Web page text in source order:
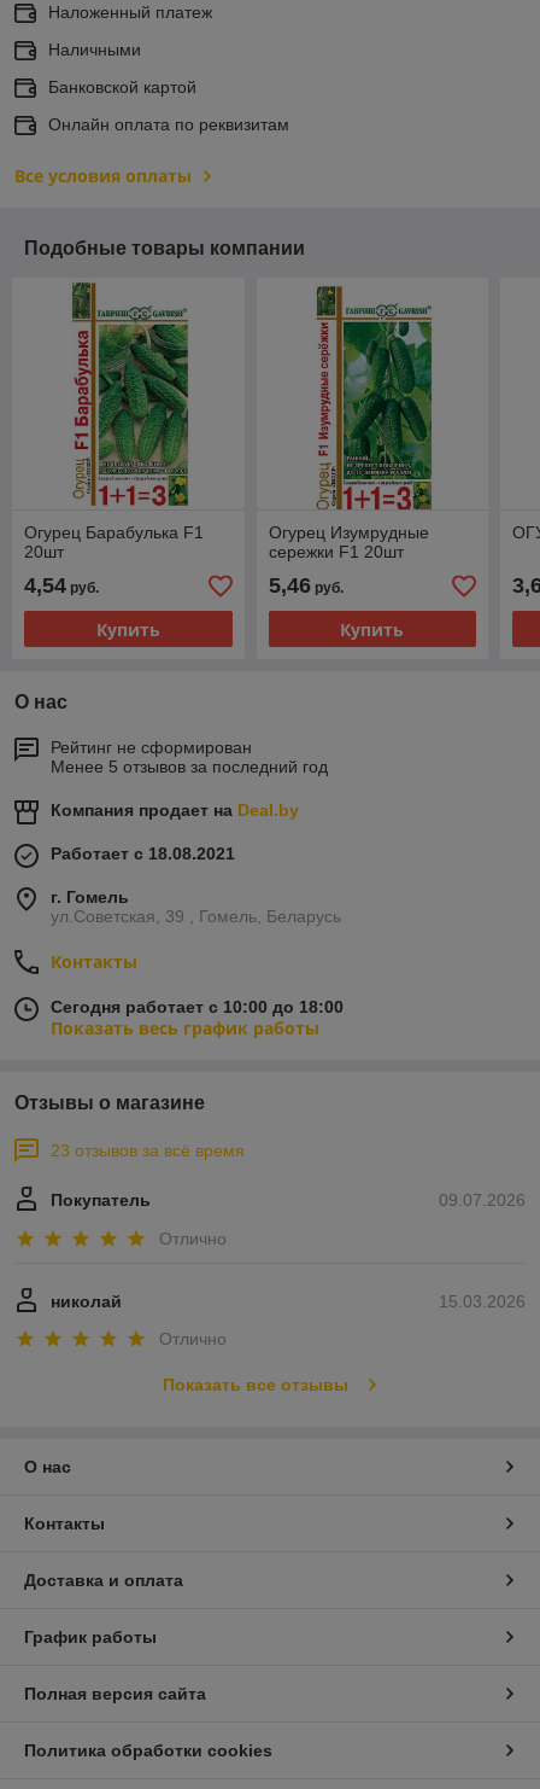
Наложенный платеж
Наличными
Банковской картой
Онлайн оплата по реквизитам
Все условия оплаты
Подобные товары компании
Огурец Барабулька F1
20шт
4,54 руб.
Купить
Огурец Изумрудные
сережки F1 20шт
5,46руб.
Купить
О нас
Рейтинг не сформирован
Менее 5 отзывов за последний год
Компания продает на Deal.by
Работает с 18.08.2021
г. Гомель
ул.Советская, 39 , Гомель, Беларусь
Контакты
Сегодня работает с 10:00 до 18:00
Показать весь график работы
Отзывы о магазине
23 отзывов за всё время
09.07.2026
Покупатель
Отлично
15.03.2026
николай
Отлично
Показать все отзывы
О нас
Контакты
Доставка и оплата
График работы
Полная версия сайта
Политика обработки cookies